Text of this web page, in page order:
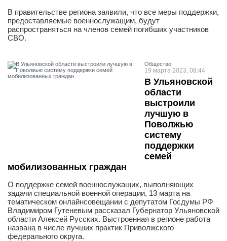
В правительстве региона заявили, что все меры поддержки,
предоставляемые военнослужащим, будут
распространяться на членов семей погибших участников
СВО.
Общество
19 марта 2023, 08:44
В Ульяновской
области
выстроили
лучшую в
Поволжью
систему
поддержки
семей
мобилизованных граждан
О поддержке семей военнослужащих, выполняющих
задачи специальной военной операции, 13 марта на
тематическом онлайнсовещании с депутатом Госдумы РФ
Владимиром Гутеневым рассказал Губернатор Ульяновской
области Алексей Русских. Выстроенная в регионе работа
названа в числе лучших практик Приволжского
федерального округа.